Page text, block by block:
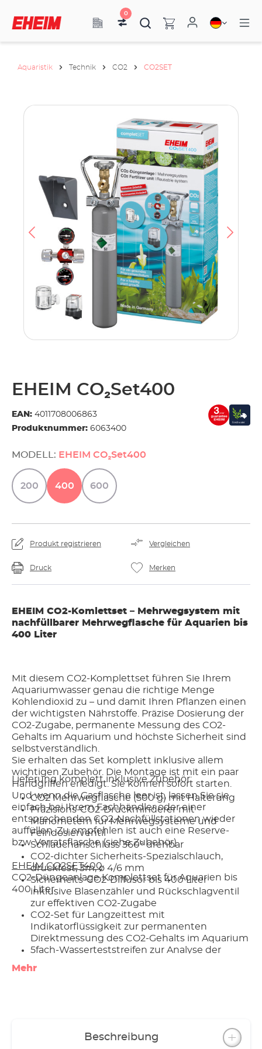
0
Aquaristik Technik CO2 CO2SET
EHEIM CO₂Set400
EAN: 4011708006863
Produktnummer: 6063400
MODELL: EHEIM CO₂Set400
200 400 600
Produkt registrieren Vergleichen
Druck Merken
EHEIM CO2-Komlettset – Mehrwegsystem mit
nachfüllbarer Mehrwegflasche für Aquarien bis
400 Liter
Mit diesem CO2-Komplettset führen Sie Ihrem
Aquariumwasser genau die richtige Menge
Kohlendioxid zu – und damit Ihren Pflanzen einen
der wichtigsten Nährstoffe. Präzise Dosierung der
CO2-Zugabe, permanente Messung des CO2-
Gehalts im Aquarium und höchste Sicherheit sind
selbstverständlich.
Sie erhalten das Set komplett inklusive allem
wichtigen Zubehör. Die Montage ist mit ein paar
Handgriffen erledigt. Sie können sofort starten.
Und wenn die Gasflasche leer ist, lassen Sie sie
einfach bei Ihrem Fachhändler oder einer
entsprechenden CO2-Nachfüllstationen wieder
auffüllen. Zu empfehlen ist auch eine Reserve-
bzw. Vorratsflasche (siehe Zubehör).
EHEIM CO2SET400
CO2-Düngeanlage Komplettset für Aquarien bis
400 Liter
Lieferung komplett inklusive Zubehör:
CO2 Mehrwegflasche (500 g) mit Halterung
Präzisions-CO2-Druckminderer mit
Manometern für Mehrwegsysteme und
Feindosierventil
Schlauchanschluss 360° drehbar
CO2-dichter Sicherheits-Spezialschlauch,
druckfest, 3m, ø 4/6 mm
Sicherheits-CO2-Diffusor bis 400 Liter
inklusive Blasenzähler und Rückschlagventil
zur effektiven CO2-Zugabe
CO2-Set für Langzeittest mit
Indikatorflüssigkeit zur permanenten
Direktmessung des CO2-Gehalts im Aquarium
5fach-Wasserteststreifen zur Analyse der
Flasche mit genormtem Anschluss zum
Magnetventil (Nachtabschaltung)
Mehr
Beschreibung